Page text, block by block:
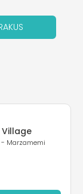
Marzamemi